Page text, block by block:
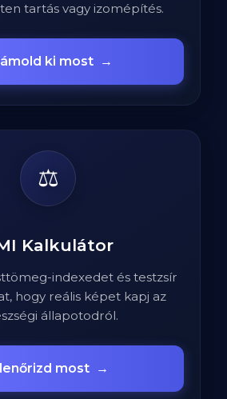
tartás vagy izomépítés.
ki most →
⚖️
Kalkulátor
indexedet és testzsír
hogy reális képet kapj az
állapotodról.
most →